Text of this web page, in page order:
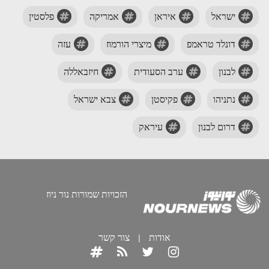
ישראל איראן אמריקה פלסטין
דונלד טראמפ מיצרי הורמוז עזה
לבנון ערב הסעודית חיזבאללה
נתניהו פקיסטן צבא ישראל
דרום לבנון עיראק
הזכויות שמורות נור ניוז
אודות צור קשר